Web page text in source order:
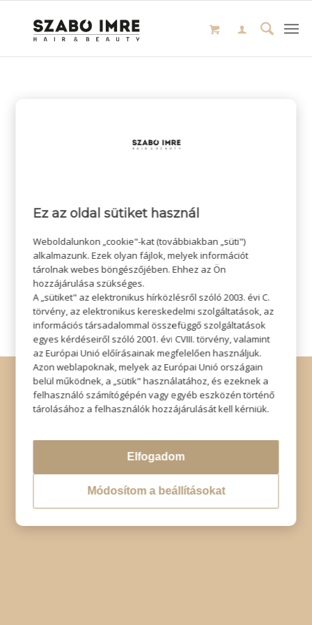
© Copyright - Szabó Imre Hair & Beauty
Impresszum| Adatkezelési tájékoztató Elállás
Ez az oldal sütiket használ
Weboldalunkon „cookie"-kat (továbbiakban „süti")
alkalmazunk. Ezek olyan fájlok, melyek információt
tárolnak webes böngészőjében. Ehhez az Ön
hozzájárulása szükséges.
A „sütiket" az elektronikus hírközlésről szóló 2003. évi C.
törvény, az elektronikus kereskedelmi szolgáltatások, az
információs társadalommal összefüggő szolgáltatások
egyes kérdéseiről szóló 2001. évi CVIII. törvény, valamint
az Európai Unió előírásainak megfelelően használjuk.
Azon weblapoknak, melyek az Európai Unió országain
belül működnek, a „sütik" használatához, és ezeknek a
felhasználó számítógépén vagy egyéb eszközén történő
tárolásához a felhasználók hozzájárulását kell kérniük.
Elfogadom
Módosítom a beállításokat